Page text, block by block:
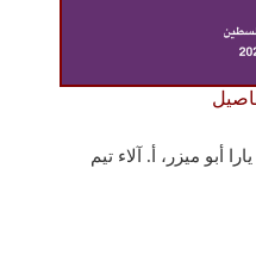
أبو ميزر، أ. آلاء تيم